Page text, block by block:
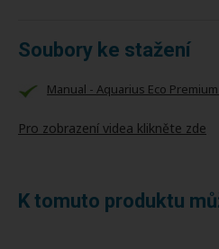
Soubory ke stažení
Manual - Aquarius Eco
Pro zobrazení videa klikněte zde
K tomuto produktu